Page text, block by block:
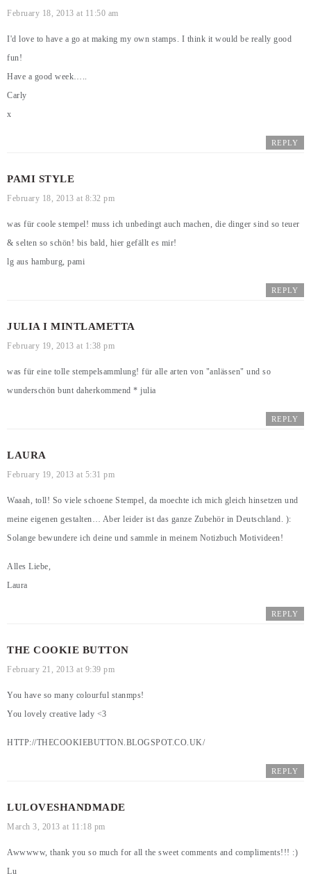
February 18, 2013 at 11:50 am
I'd love to have a go at making my own stamps. I think it would be really good
fun!
Have a good week…..
Carly
x
REPLY
PAMI STYLE
February 18, 2013 at 8:32 pm
was für coole stempel! muss ich unbedingt auch machen, die dinger sind so teuer
& selten so schön! bis bald, hier gefällt es mir!
lg aus hamburg, pami
REPLY
JULIA I MINTLAMETTA
February 19, 2013 at 1:38 pm
was für eine tolle stempelsammlung! für alle arten von "anlässen" und so
wunderschön bunt daherkommend * julia
REPLY
LAURA
February 19, 2013 at 5:31 pm
Waaah, toll! So viele schoene Stempel, da moechte ich mich gleich hinsetzen und
meine eigenen gestalten… Aber leider ist das ganze Zubehör in Deutschland. ):
Solange bewundere ich deine und sammle in meinem Notizbuch Motivideen!
Alles Liebe,
Laura
REPLY
THE COOKIE BUTTON
February 21, 2013 at 9:39 pm
You have so many colourful stanmps!
You lovely creative lady <3
HTTP://THECOOKIEBUTTON.BLOGSPOT.CO.UK/
REPLY
LULOVESHANDMADE
March 3, 2013 at 11:18 pm
Awwwww, thank you so much for all the sweet comments and compliments!!! :)
Lu